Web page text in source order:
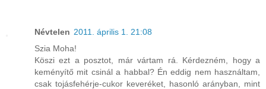
Névtelen 2011. április 1. 21:08
Szia Moha!
Köszi ezt a posztot, már vártam rá. Kérdezném, hogy a
keményítő mit csinál a habbal? Én eddig nem használtam,
csak tojásfehérje-cukor keveréket, hasonló arányban, mint